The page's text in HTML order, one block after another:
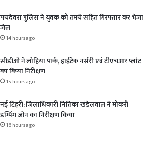
पचदेवरा पुलिस ने युवक को तमंचे सहित गिरफ्तार कर भेजा
जेल
14 hours ago
सीडीओ ने लोहिया पार्क, हाईटेक नर्सरी एवं टीएचआर प्लांट
का किया निरीक्षण
15 hours ago
नई टिहरी: जिलाधिकारी नितिका खंडेलवाल ने मोकरी
डम्पिंग जोन का निरीक्षण किया
16 hours ago